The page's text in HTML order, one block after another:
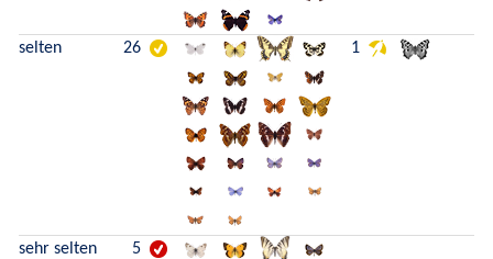
selten 26 1
sehr selten 5